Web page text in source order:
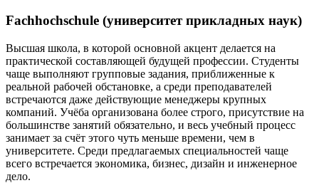
Fachhochschule (университет прикладных наук)
Высшая школа, в которой основной акцент делается на
практической составляющей будущей профессии. Студенты
чаще выполняют групповые задания, приближенные к
реальной рабочей обстановке, а среди преподавателей
встречаются даже действующие менеджеры крупных
компаний. Учёба организована более строго, присутствие на
большинстве занятий обязательно, и весь учебный процесс
занимает за счёт этого чуть меньше времени, чем в
университете. Среди предлагаемых специальностей чаще
всего встречается экономика, бизнес, дизайн и инженерное
дело.